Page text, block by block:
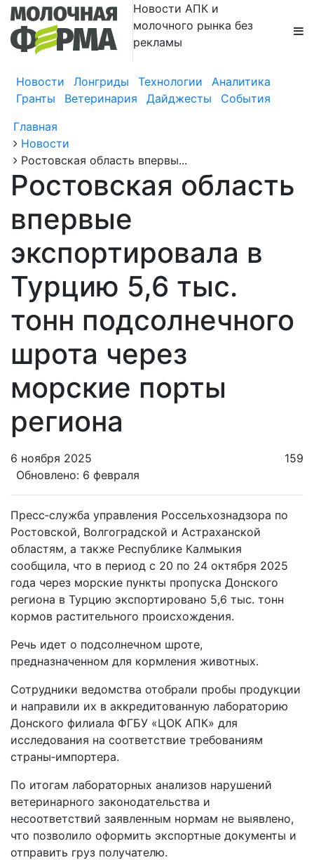
Новости АПК и
молочного рынка без
рекламы
Новости Лонгриды Технологии
Аналитика
Гранты
Ветеринария Дайджесты
События
Главная
Новости
Ростовская область впервы...
Ростовская область
впервые
экспортировала в
Турцию 5,6 тыс.
тонн подсолнечного
шрота через
морские порты
региона
6 ноября 2025
Обновлено: 6 февраля
159
Пресс‑служба управления Россельхознадзора по
Ростовской, Волгоградской и Астраханской
областям, а также Республике Калмыкия
сообщила, что в период с 20 по 24 октября 2025
года через морские пункты пропуска Донского
региона в Турцию экспортировано 5,6 тыс. тонн
кормов растительного происхождения.
Речь идет о подсолнечном шроте,
предназначенном для кормления животных.
Сотрудники ведомства отобрали пробы продукции
и направили их в аккредитованную лабораторию
Донского филиала ФГБУ «ЦОК АПК» для
исследования на соответствие требованиям
страны‑импортера.
По итогам лабораторных анализов нарушений
ветеринарного законодательства и
несоответствий заявленным нормам не выявлено,
что позволило оформить экспортные документы и
отправить груз получателю.